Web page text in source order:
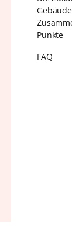
Punkte
FAQ